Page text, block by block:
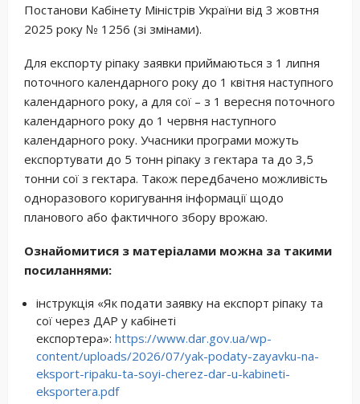
Постанови Кабінету Міністрів України від 3 жовтня
2025 року № 1256 (зі змінами).
Для експорту ріпаку заявки приймаються з 1 липня
поточного календарного року до 1 квітня наступного
календарного року, а для сої – з 1 вересня поточного
календарного року до 1 червня наступного
календарного року. Учасники програми можуть
експортувати до 5 тонн ріпаку з гектара та до 3,5
тонни сої з гектара. Також передбачено можливість
одноразового коригування інформації щодо
планового або фактичного збору врожаю.
Ознайомитися з матеріалами можна за такими
посиланнями:
інструкція «Як подати заявку на експорт ріпаку та
сої через ДАР у кабінеті
експортера»: https://www.dar.gov.ua/wp-
content/uploads/2026/07/yak-podaty-zayavku-na-
eksport-ripaku-ta-soyi-cherez-dar-u-kabineti-
eksportera.pdf